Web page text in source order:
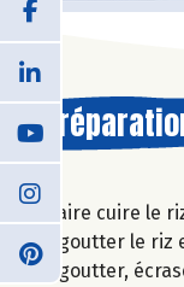
Faire cuire le
Egoutter le
Egoutter,